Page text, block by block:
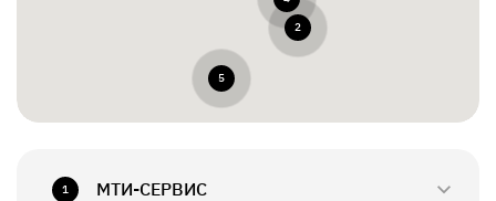
2
5
1 МТИ-СЕРВИС